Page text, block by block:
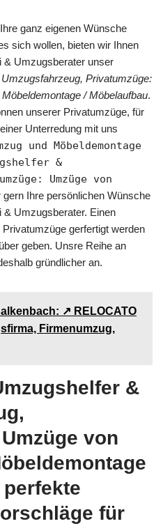
ganz eigenen Wünsche
sich wollen, bieten wir Ihnen
& Umzugsberater unser
Privatumzüge:
/ Möbelaufbau.
unserer Privatumzüge, für
Unterredung mit uns
und Möbeldemontage
&
Umzüge von
gern Ihre persönlichen Wünsche
Umzugsberater. Einen
gerfertigt werden
geben. Unsre Reihe an
gründlicher an.
↗️ RELOCATO
Firmenumzug,
&
von
für